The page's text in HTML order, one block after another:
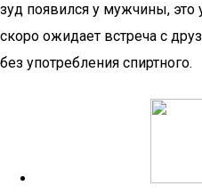
зуд появился у мужчины, это
скоро ожидает встреча с
без употребления спиртного.